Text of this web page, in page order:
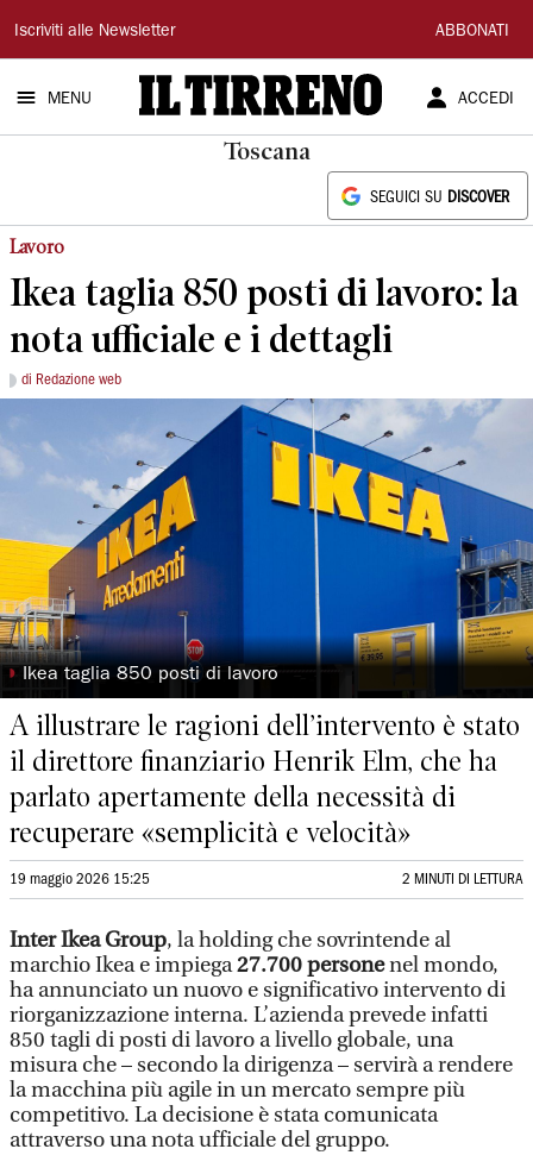
Il
Tirreno
Iscriviti alle Newsletter ABBONATI
MENU ACCEDI
Toscana
SEGUICI SU DISCOVER
Lavoro
Ikea taglia 850 posti di lavoro: la
nota ufficiale e i dettagli
di Redazione web
◗ Ikea taglia 850 posti di lavoro
A illustrare le ragioni dell’intervento è stato
il direttore finanziario Henrik Elm, che ha
parlato apertamente della necessità di
recuperare «semplicità e velocità»
19 maggio 2026 15:25 2 MINUTI DI LETTURA
Inter Ikea Group, la holding che sovrintende al
marchio Ikea e impiega27.700 personenel mondo,
ha annunciato un nuovo e significativo intervento di
riorganizzazione interna. L’azienda prevede infatti
850 tagli di posti di lavoro a livello globale, una
misura che – secondo la dirigenza – servirà a rendere
la macchina più agile in un mercato sempre più
competitivo. La decisione è stata comunicata
attraverso una nota ufficiale del gruppo.